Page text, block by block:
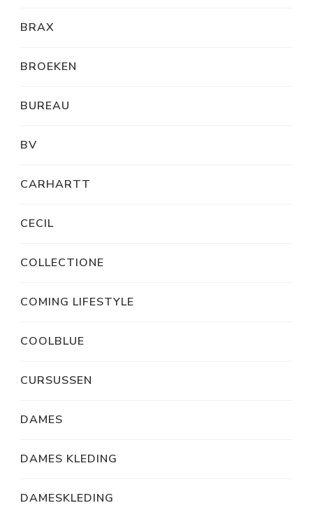
BRAX
BROEKEN
BUREAU
BV
CARHARTT
CECIL
COLLECTIONE
COMING LIFESTYLE
COOLBLUE
CURSUSSEN
DAMES
DAMES KLEDING
DAMESKLEDING